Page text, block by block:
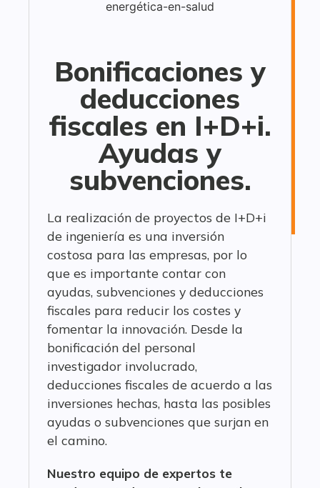
Bonificaciones y
deducciones
fiscales en I+D+i.
Ayudas y
subvenciones.
La realización de proyectos de I+D+i
de ingeniería es una inversión
costosa para las empresas, por lo
que es importante contar con
ayudas, subvenciones y deducciones
fiscales para reducir los costes y
fomentar la innovación. Desde la
bonificación del personal
investigador involucrado,
deducciones fiscales de acuerdo a las
inversiones hechas, hasta las posibles
ayudas o subvenciones que surjan en
el camino.
Nuestro equipo de expertos te